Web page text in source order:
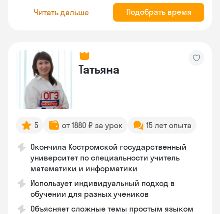
Читать дальше Подобрать время
Татьяна
5 от 1880 ₽ за урок 15 лет опыта
Окончила Костромской государственный
университет по специальности учитель
математики и информатики
Использует индивидуальный подход в
обучении для разных учеников
Объясняет сложные темы простым языком